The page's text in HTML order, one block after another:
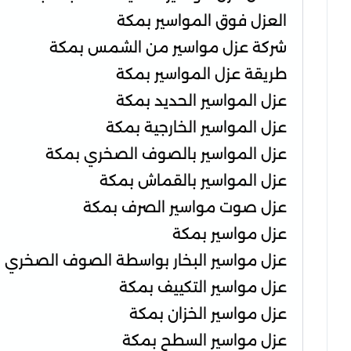
العزل فوق المواسير بمكة
شركة عزل مواسير من الشمس بمكة
طريقة عزل المواسير بمكة
عزل المواسير الحديد بمكة
عزل المواسير الخارجية بمكة
عزل المواسير بالصوف الصخري بمكة
عزل المواسير بالقماش بمكة
عزل صوت مواسير الصرف بمكة
عزل مواسير بمكة
عزل مواسير البخار بواسطة الصوف
عزل مواسير التكييف بمكة
عزل مواسير الخزان بمكة
عزل مواسير السطح بمكة